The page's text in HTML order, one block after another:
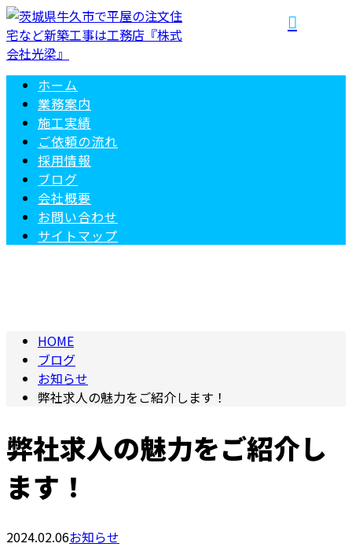
ホーム
業務案内
施工実績
ご依頼の流れ
採用情報
ブログ
会社概要
お問い合わせ
サイトマップ
HOME
ブログ
お知らせ
弊社求人の魅力をご紹介します！
弊社求人の魅力をご紹介し
ます！
2024.02.06お知らせ